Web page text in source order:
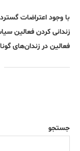
با وجود اعتراضات
زندانی کردن فعالین
فعالین در زندان‌های
جستجو